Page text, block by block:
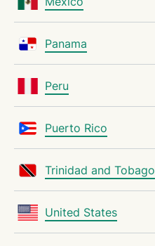
Panama
Peru
Puerto Rico
Trinidad and Tobago
United States